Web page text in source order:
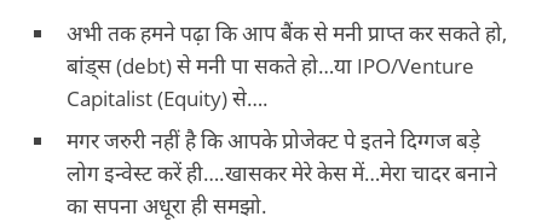
अभी तक हमने पढ़ा कि आप बैंक से मनी प्राप्त कर सकते हो,
बांड्स (debt) से मनी पा सकते हो…या IPO/Venture
Capitalist (Equity) से….
मगर जरुरी नहीं है कि आपके प्रोजेक्ट पे इतने दिग्गज बड़े
लोग इन्वेस्ट करें ही….खासकर मेरे केस में…मेरा चादर बनाने
का सपना अधूरा ही समझो.